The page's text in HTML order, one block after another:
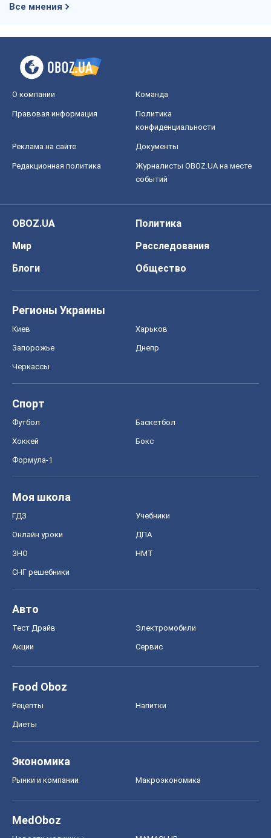
Все мнения
О компании Команда
Правовая информация
Политика
конфиденциальности
Реклама на сайте Документы
Редакционная политика
Журналисты OBOZ.UA на месте
событий
OBOZ.UA
Политика
Мир
Расследования
Блоги
Общество
Регионы Украины
Киев Харьков
Запорожье Днепр
Черкассы
Спорт
Футбол Баскетбол
Хоккей Бокс
Формула-1
Моя школа
ГДЗ Учебники
Онлайн уроки ДПА
ЗНО НМТ
СНГ решебники
Авто
Тест Драйв Электромобили
Акции Сервис
Food Oboz
Рецепты Напитки
Диеты
Экономика
Рынки и компании Mакроэкономика
MedOboz